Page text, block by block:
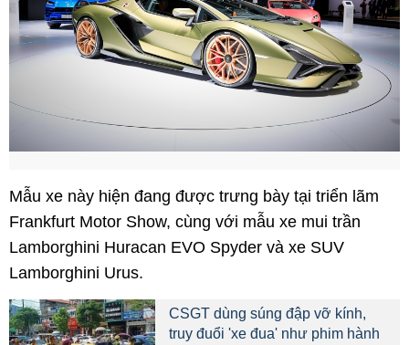
Mẫu xe này hiện đang được trưng bày tại triển lãm
Frankfurt Motor Show, cùng với mẫu xe mui trần
Lamborghini Huracan EVO Spyder và xe SUV
Lamborghini Urus.
CSGT dùng súng đập vỡ kính,
truy đuổi 'xe đua' như phim hành